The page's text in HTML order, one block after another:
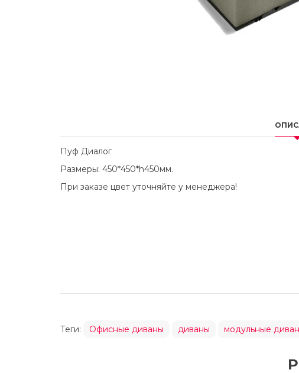
Пуф Диалог
Размеры: 450*450*h450мм.
При заказе цвет уточняйте у менеджера!
Теги: Офисные диваны диваны модульные